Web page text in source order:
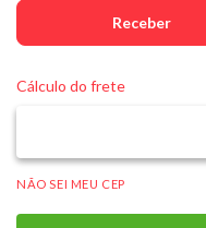
Receber
Cálculo do frete
NÃO SEI MEU CEP